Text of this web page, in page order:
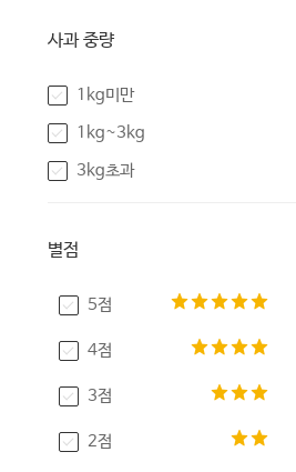
사과 중량
1kg미만
1kg~3kg
3kg초과
별점
5점
4점
3점
2점